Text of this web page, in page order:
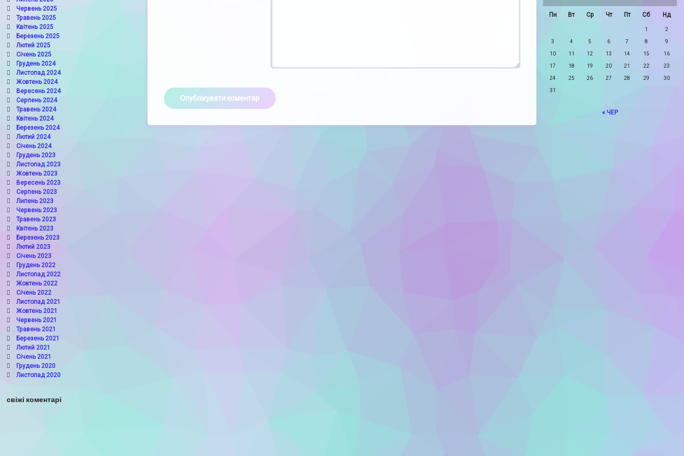
Червень 2025
Травень 2025
Квітень 2025
Березень 2025
Лютий 2025
Січень 2025
Грудень 2024
Листопад 2024
Жовтень 2024
Вересень 2024
Серпень 2024
Травень 2024
Квітень 2024
Березень 2024
Лютий 2024
Січень 2024
Грудень 2023
Листопад 2023
Жовтень 2023
Вересень 2023
Серпень 2023
Липень 2023
Червень 2023
Травень 2023
Квітень 2023
Березень 2023
Лютий 2023
Січень 2023
Грудень 2022
Листопад 2022
Жовтень 2022
Січень 2022
Листопад 2021
Жовтень 2021
Червень 2021
Травень 2021
Березень 2021
Лютий 2021
Січень 2021
Грудень 2020
Листопад 2020
свіжі коментарі
Пн Вт Ср Чт Пт Сб Нд
1 2
3 4 5 6 7 8 9
10 11 12 13 14 15 16
17 18 19 20 21 22 23
24 25 26 27 28 29 30
31
« ЧЕР